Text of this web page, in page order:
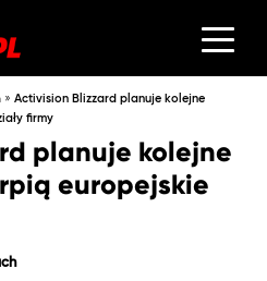
»Activision Blizzard planuje kolejne
firmy
planuje kolejne
europejskie